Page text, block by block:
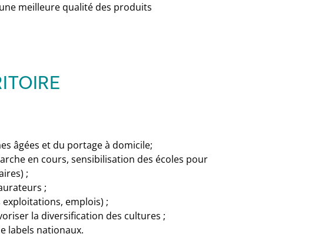
meilleure qualité des produits
âgées et du portage à domicile;
en cours, sensibilisation des écoles pour
;
;
emplois) ;
la diversification des cultures ;
labels nationaux.